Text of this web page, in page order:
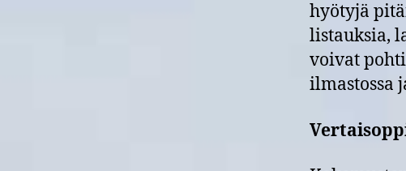
hyötyjä
listauksia,
voivat
ilmastossa